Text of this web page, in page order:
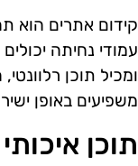
קידום אתרים הוא
עמודי נחיתה
ומכיל תוכן
משפיעים באופן
תוכן